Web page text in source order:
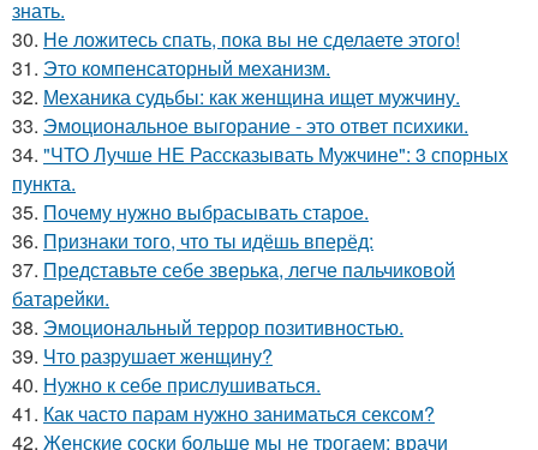
знать.
30. Не ложитесь спать, пока вы не сделаете этого!
31. Это компенсаторный механизм.
32. Механика судьбы: как женщина ищет мужчину.
33. Эмоциональное выгорание - это ответ психики.
34. "ЧТО Лучше НЕ Рассказывать Мужчине": 3 спорных
пункта.
35. Почему нужно выбрасывать старое.
36. Признаки того, что ты идёшь вперёд:
37. Представьте себе зверька, легче пальчиковой
батарейки.
38. Эмоциональный террор позитивностью.
39. Что разрушает женщину?
40. Нужно к себе прислушиваться.
41. Как часто парам нужно заниматься сексом?
42. Женские соски больше мы не трогаем: врачи